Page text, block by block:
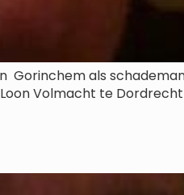
Gorinchem als
Volmacht te